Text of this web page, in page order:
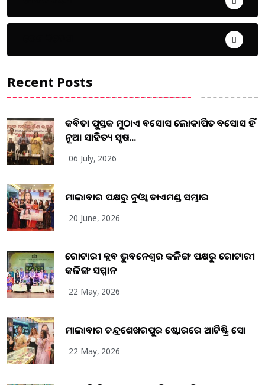
Recent Posts
କବିତା ପୁସ୍ତକ ମୁଠାଏ ଅବସୋସ ଲୋକାର୍ପିତ ଅବସୋସ ହିଁ
ନୂଆ ସାହିତ୍ୟ ସୃଷ...
06 July, 2026
ମାଲାବାର ପକ୍ଷରୁ ନୁଓ୍ବା ଡାଏମଣ୍ଡ ସମ୍ଭାର
20 June, 2026
ରୋଟାରୀ କ୍ଲବ ଭୁବନେଶ୍ୱର କଳିଙ୍ଗ ପକ୍ଷରୁ ରୋଟାରୀ
କଳିଙ୍ଗ ସମ୍ମାନ
22 May, 2026
ମାଲାବାର ଚନ୍ଦ୍ରଶେଖରପୁର ଷ୍ଟୋରରେ ଆର୍ଟିଷ୍ଟ୍ରି ସୋ
22 May, 2026